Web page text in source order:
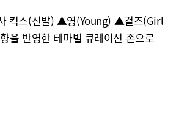
킥스(신발) ▲영(Young) ▲걸즈(Girl
을 반영한 테마별 큐레이션 존으로